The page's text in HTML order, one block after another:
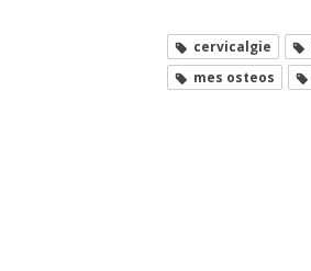
cervicalgie
mes osteos